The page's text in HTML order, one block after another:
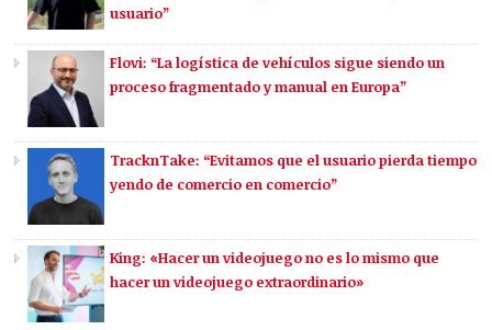
usuario”
Flovi: “La logística de vehículos sigue siendo un
proceso fragmentado y manual en Europa”
TracknTake: “Evitamos que el usuario pierda tiempo
yendo de comercio en comercio”
King: «Hacer un videojuego no es lo mismo que
hacer un videojuego extraordinario»